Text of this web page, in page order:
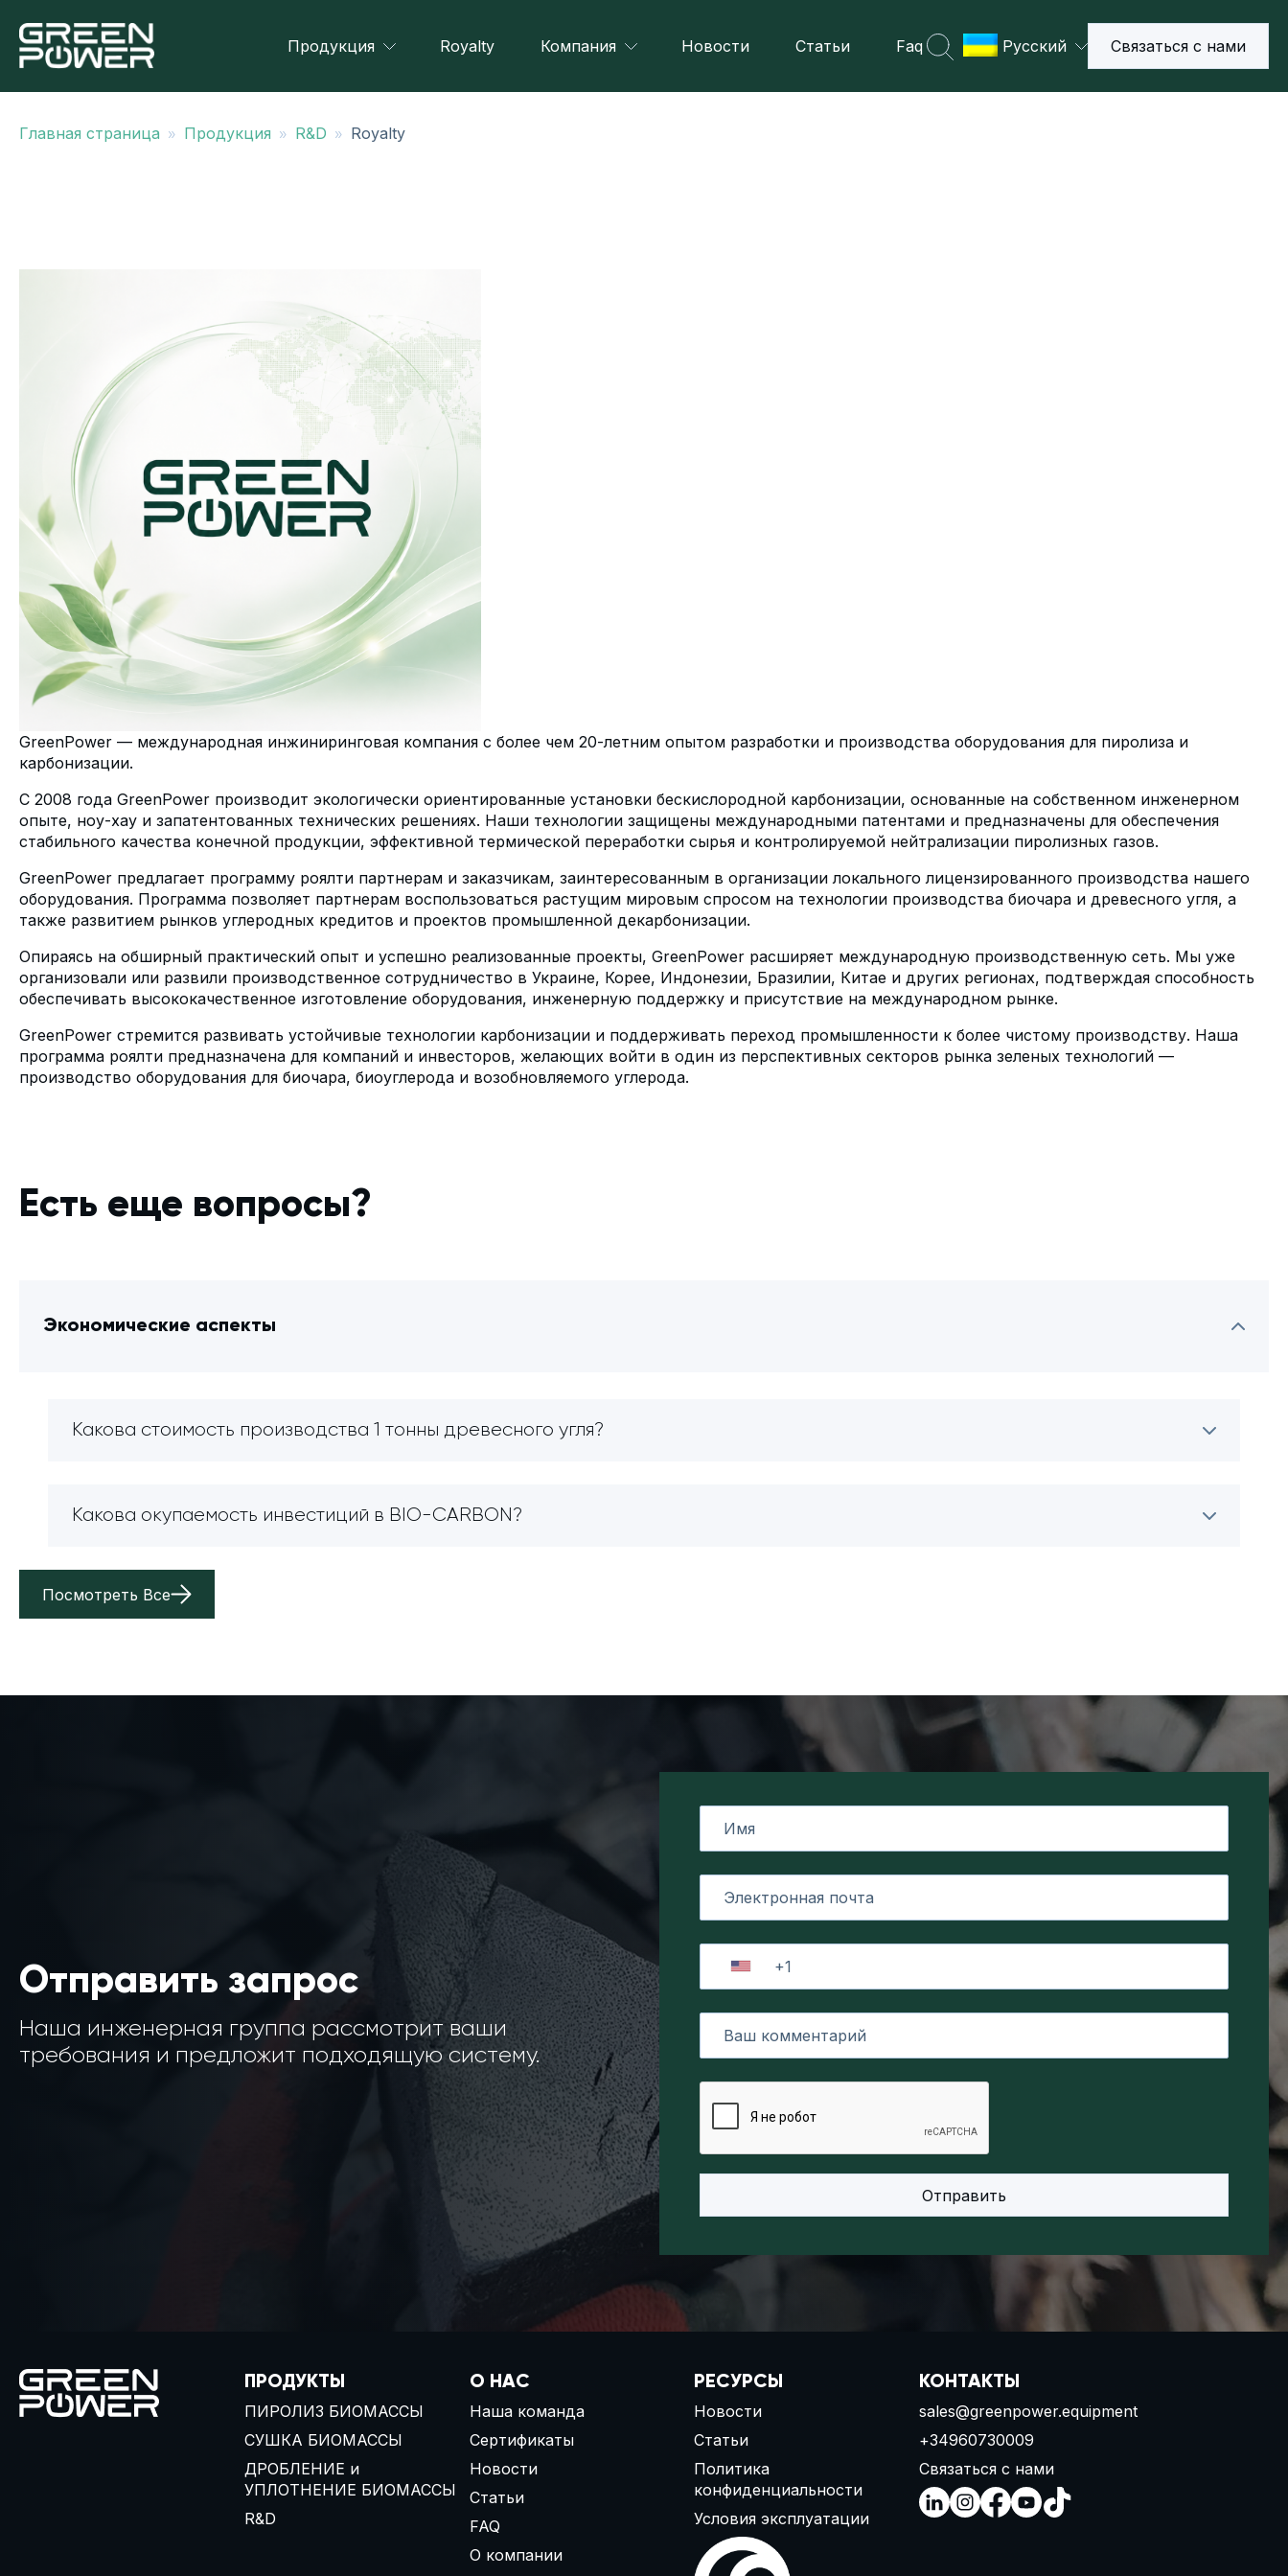
Продукция Royalty Компания Новости Статьи Faq Русский Связаться с нами
Главная страница » Продукция » R&D » Royalty
GreenPower — международная инжиниринговая компания с более чем 20-летним опытом разработки и производства оборудования для пиролиза и
карбонизации.
С 2008 года GreenPower производит экологически ориентированные установки бескислородной карбонизации, основанные на собственном инженерном
опыте, ноу-хау и запатентованных технических решениях. Наши технологии защищены международными патентами и предназначены для обеспечения
стабильного качества конечной продукции, эффективной термической переработки сырья и контролируемой нейтрализации пиролизных газов.
GreenPower предлагает программу роялти партнерам и заказчикам, заинтересованным в организации локального лицензированного производства нашего
оборудования. Программа позволяет партнерам воспользоваться растущим мировым спросом на технологии производства биочара и древесного угля, а
также развитием рынков углеродных кредитов и проектов промышленной декарбонизации.
Опираясь на обширный практический опыт и успешно реализованные проекты, GreenPower расширяет международную производственную сеть. Мы уже
организовали или развили производственное сотрудничество в Украине, Корее, Индонезии, Бразилии, Китае и других регионах, подтверждая способность
обеспечивать высококачественное изготовление оборудования, инженерную поддержку и присутствие на международном рынке.
GreenPower стремится развивать устойчивые технологии карбонизации и поддерживать переход промышленности к более чистому производству. Наша
программа роялти предназначена для компаний и инвесторов, желающих войти в один из перспективных секторов рынка зеленых технологий —
производство оборудования для биочара, биоуглерода и возобновляемого углерода.
Есть еще вопросы?
Экономические аспекты
Какова стоимость производства 1 тонны древесного угля?
Какова окупаемость инвестиций в BIO-CARBON?
Посмотреть Все
Отправить запрос
Наша инженерная группа рассмотрит ваши
требования и предложит подходящую систему.
ПРОДУКТЫ
ПИРОЛИЗ БИОМАССЫ
СУШКА БИОМАССЫ
ДРОБЛЕНИЕ и
УПЛОТНЕНИЕ БИОМАССЫ
R&D
О НАС
Наша команда
Сертификаты
Новости
Статьи
FAQ
О компании
РЕСУРСЫ
Новости
Статьи
Политика
конфиденциальности
Условия эксплуатации
КОНТАКТЫ
sales@greenpower.equipment
+34960730009
Связаться с нами